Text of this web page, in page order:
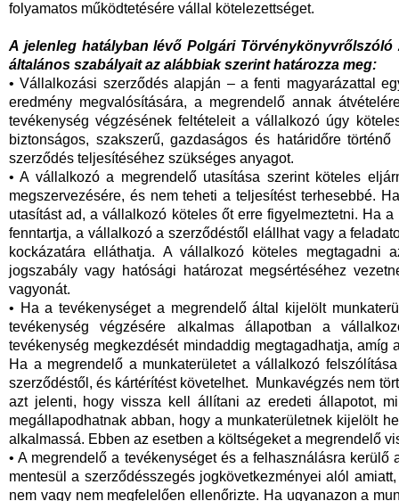
folyamatos működtetésére vállal kötelezettséget.
A jelenleg hatályban lévő Polgári Törvénykönyvrőlszóló
általános szabályait az alábbiak szerint határozza meg:
• Vállalkozási szerződés alapján – a fenti magyarázattal
eredmény megvalósítására, a megrendelő annak
tevékenység végzésének feltételeit a vállalkozó úgy
biztonságos, szakszerű, gazdaságos és határidőre
szerződés teljesítéséhez szükséges anyagot.
• A vállalkozó a megrendelő utasítása szerint köteles
megszervezésére, és nem teheti a teljesítést terhesebbé.
utasítást ad, a vállalkozó köteles őt erre figyelmeztetni. Ha
fenntartja, a vállalkozó a szerződéstől elállhat vagy a
kockázatára elláthatja. A vállalkozó köteles megtagadni
jogszabály vagy hatósági határozat megsértéséhez
vagyonát.
• Ha a tevékenységet a megrendelő által kijelölt
tevékenység végzésére alkalmas állapotban a
tevékenység megkezdését mindaddig megtagadhatja,
Ha a megrendelő a munkaterületet a vállalkozó
szerződéstől, és kártérítést követelhet. Munkavégzés nem
azt jelenti, hogy vissza kell állítani az eredeti állapotot,
megállapodhatnak abban, hogy a munkaterületnek kijelölt
alkalmassá. Ebben az esetben a költségeket a megrendelő
• A megrendelő a tevékenységet és a felhasználásra
mentesül a szerződésszegés jogkövetkezményei alól
nem vagy nem megfelelően ellenőrizte. Ha ugyanazon a